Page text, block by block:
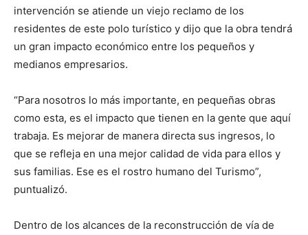
intervención se atiende un viejo reclamo de los
residentes de este polo turístico y dijo que la obra tendrá
un gran impacto económico entre los pequeños y
medianos empresarios.
“Para nosotros lo más importante, en pequeñas obras
como esta, es el impacto que tienen en la gente que aquí
trabaja. Es mejorar de manera directa sus ingresos, lo
que se refleja en una mejor calidad de vida para ellos y
sus familias. Ese es el rostro humano del Turismo”,
puntualizó.
Dentro de los alcances de la reconstrucción de vía de